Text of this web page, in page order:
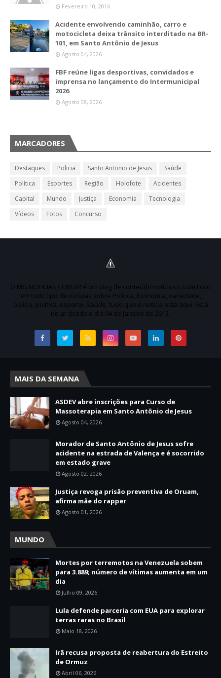
Fevereiro 10, 2016
Acidente envolvendo caminhão, carro e
motocicleta deixa trânsito interditado na BR-
101, em Santo Antônio de Jesus
Agosto 04, 2026
FBF reúne ligas desportivas, convidados e
imprensa no lançamento do Intermunicipal
2026
Agosto 08, 2026
MARCADORES
Destaques Policia Santo Antonio de Jesus
Saúde
Política
Esportes Região Holofote
Acidentes
Capital
Mundo Justiça Economia
Tecnologia
Vídeos
Fotos Concurso
O MG NOTICIAS.COM.BR é um blog de conteúdo noticioso, com Foco
em todo tipo de notícias sobre Política, Economia, variedade,
polícia, política, esporte, Saúde, tudo que é notícia está aqui. Está
no ar desde o dia 04 de Janeiro de 2013.
MAIS DA SEMANA
ASDEV abre inscrições para Curso de
Massoterapia em Santo Antônio de Jesus
Agosto 04, 2026
Morador de Santo Antônio de Jesus sofre
acidente na estrada de Valença e é socorrido
em estado grave
Agosto 02, 2026
Justiça revoga prisão preventiva de Oruam,
afirma mãe do rapper
Agosto 01, 2026
MUNDO
Mortes por terremotos na Venezuela sobem
para 3.889; número de vítimas aumenta em um
dia
Julho 09, 2026
Lula defende parceria com EUA para explorar
terras raras no Brasil
Maio 18, 2026
Irã recusa proposta de reabertura do Estreito
de Ormuz
Abril 06, 2026